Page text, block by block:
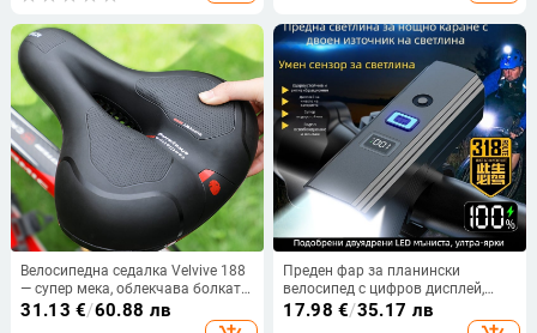
Велосипедна седалка Velvive 188
— супер мека, облекчава болката
в седалището, комфортна
възглавничка за планински
31.13 €/60.88 лв
Преден фар за планински
велосипед с цифров дисплей,
презареждаем, интелигентно
автоматично регулиране според
17.98 €/35.17 лв